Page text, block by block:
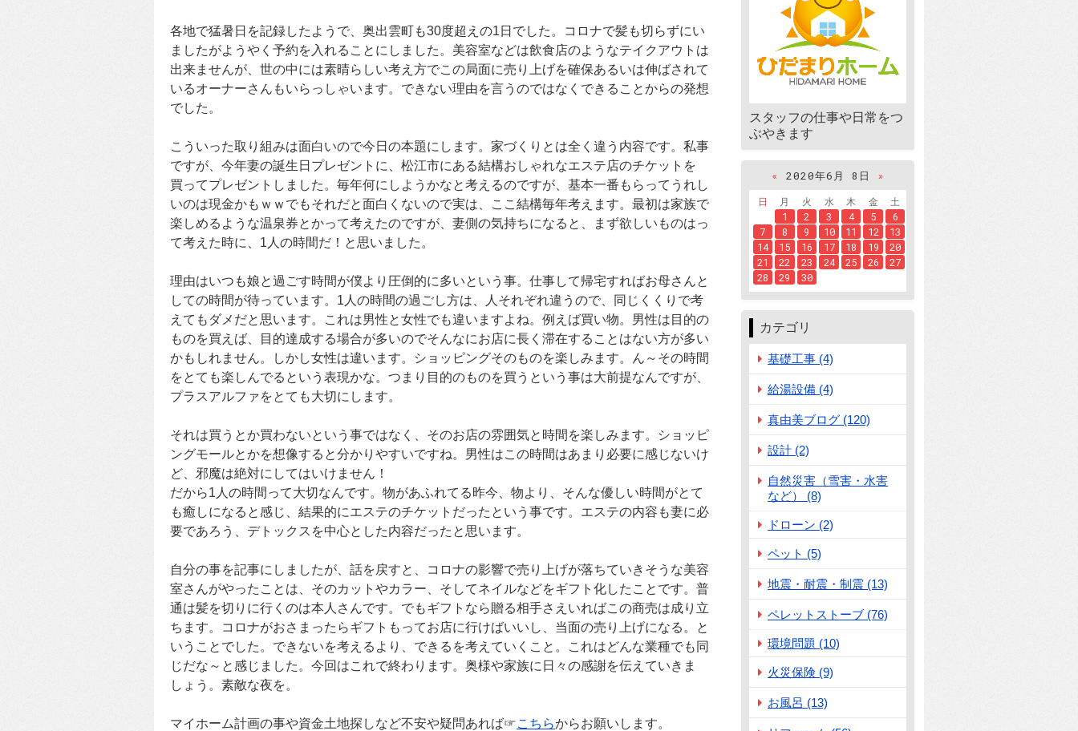
各地で猛暑日を記録したようで、奥出雲町も30度超えの1日でした。コロナで髪も切らずにい
ましたがようやく予約を入れることにしました。美容室などは飲食店のようなテイクアウトは
出来ませんが、世の中には素晴らしい考え方でこの局面に売り上げを確保あるいは伸ばされて
いるオーナーさんもいらっしゃいます。できない理由を言うのではなくできることからの発想
でした。
こういった取り組みは面白いので今日の本題にします。家づくりとは全く違う内容です。私事
ですが、今年妻の誕生日プレゼントに、松江市にある結構おしゃれなエステ店のチケットを
買ってプレゼントしました。毎年何にしようかなと考えるのですが、基本一番もらってうれし
いのは現金かもｗｗでもそれだと面白くないので実は、ここ結構毎年考えます。最初は家族で
楽しめるような温泉券とかって考えたのですが、妻側の気持ちになると、まず欲しいものはっ
て考えた時に、1人の時間だ！と思いました。
理由はいつも娘と過ごす時間が僕より圧倒的に多いという事。仕事して帰宅すればお母さんと
しての時間が待っています。1人の時間の過ごし方は、人それぞれ違うので、同じくくりで考
えてもダメだと思います。これは男性と女性でも違いますよね。例えば買い物。男性は目的の
ものを買えば、目的達成する場合が多いのでそんなにお店に長く滞在することはない方が多い
かもしれません。しかし女性は違います。ショッピングそのものを楽しみます。ん～その時間
をとても楽しんでるという表現かな。つまり目的のものを買うという事は大前提なんですが、
プラスアルファをとても大切にします。
それは買うとか買わないという事ではなく、そのお店の雰囲気と時間を楽しみます。ショッピ
ングモールとかを想像すると分かりやすいですね。男性はこの時間はあまり必要に感じないけ
ど、邪魔は絶対にしてはいけません！
だから1人の時間って大切なんです。物があふれてる昨今、物より、そんな優しい時間がとて
も癒しになると感じ、結果的にエステのチケットだったという事です。エステの内容も妻に必
要であろう、デトックスを中心とした内容だったと思います。
自分の事を記事にしましたが、話を戻すと、コロナの影響で売り上げが落ちていきそうな美容
室さんがやったことは、そのカットやカラー、そしてネイルなどをギフト化したことです。普
通は髪を切りに行くのは本人さんです。でもギフトなら贈る相手さえいればこの商売は成り立
ちます。コロナがおさまったらギフトもってお店に行けばいいし、当面の売り上げになる。と
いうことでした。できないを考えるより、できるを考えていくこと。これはどんな業種でも同
じだな～と感じました。今回はこれで終わります。奥様や家族に日々の感謝を伝えていきま
しょう。素敵な夜を。
マイホーム計画の事や資金土地探しなど不安や疑問あれば☞こちらからお願いします。
スタッフの仕事や日常をつ
ぶやきます
« 2020年6月 8日
»
日
月 火 水 木 金
土
1
2 3 4 5
6
7
8 9 10 11 12
13
14
15 16 17 18 19
20
21
22 23 24 25 26
27
28
29 30
カテゴリ
基礎工事 (4)
給湯設備 (4)
真由美ブログ (120)
設計 (2)
自然災害（雪害・水害
など） (8)
ドローン (2)
ペット (5)
地震・耐震・制震 (13)
ペレットストーブ (76)
環境問題 (10)
火災保険 (9)
お風呂 (13)